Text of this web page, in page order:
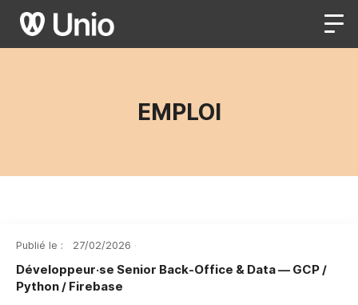
EMPLOI
Publié le : 27/02/2026 ·
Développeur·se Senior Back-Office & Data — GCP /
Python / Firebase